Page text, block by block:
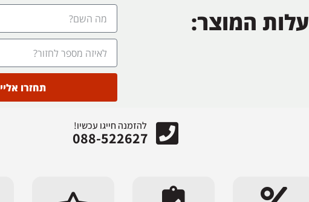
עלות המוצר:
תחזרו אליי
להזמנה חייגו עכשיו!
088-522627